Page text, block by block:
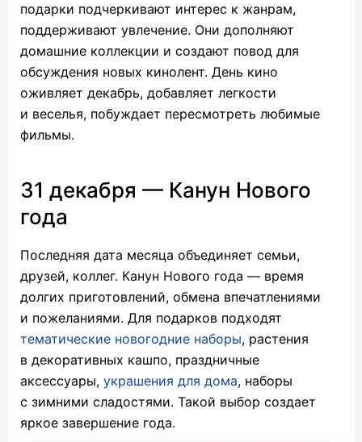
подарки подчеркивают интерес к жанрам,
поддерживают увлечение. Они дополняют
домашние коллекции и создают повод для
обсуждения новых кинолент. День кино
оживляет декабрь, добавляет легкости
и веселья, побуждает пересмотреть любимые
фильмы.
31 декабря — Канун Нового
года
Последняя дата месяца объединяет семьи,
друзей, коллег. Канун Нового года — время
долгих приготовлений, обмена впечатлениями
и пожеланиями. Для подарков подходят
тематические новогодние наборы, растения
в декоративных кашпо, праздничные
аксессуары, украшения для дома, наборы
с зимними сладостями. Такой выбор создает
яркое завершение года.